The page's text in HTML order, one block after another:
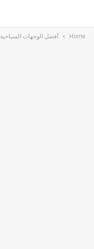
Home أفضل الوجهات السياحية